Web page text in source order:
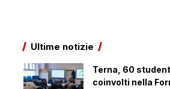
Ultime notizie
Terna, 60
coinvolti nella